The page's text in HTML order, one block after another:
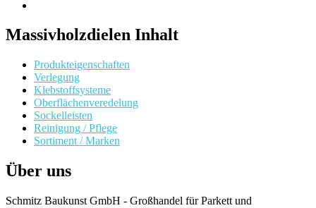
Massivholzdielen Inhalt
Produkteigenschaften
Verlegung
Klebstoffsysteme
Oberflächenveredelung
Sockelleisten
Reinigung / Pflege
Sortiment / Marken
Über uns
Schmitz Baukunst GmbH - Großhandel für Parkett und